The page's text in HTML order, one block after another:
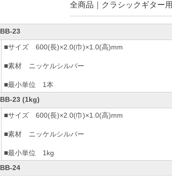
全商品 クラシックギター用
23
■サイズ 600(長)×2.0(巾)×1.0(高)mm
■素材 ニッケルシルバー
■最小単位 1本
23 (1kg)
■サイズ 600(長)×2.0(巾)×1.0(高)mm
■素材 ニッケルシルバー
■最小単位 1kg
24